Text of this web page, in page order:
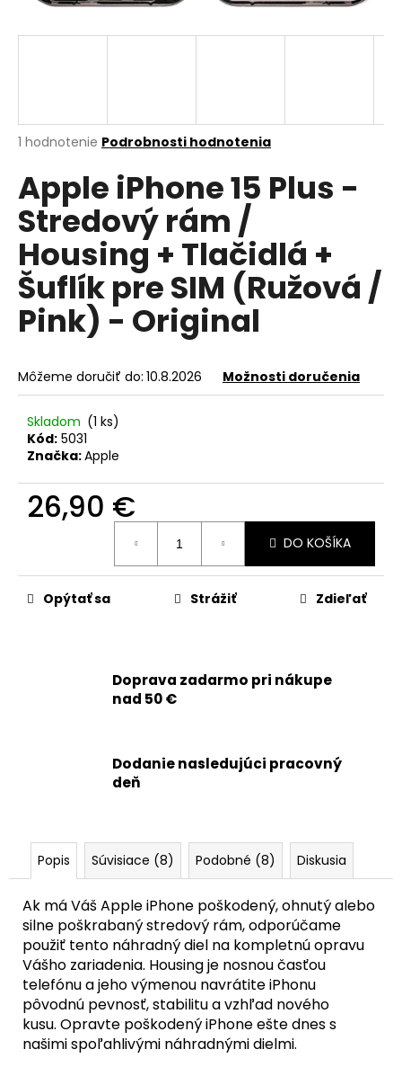
Priemerné
produktu
je
5,0
z
5
hviezdičiek.
1 hodnotenie Podrobnosti hodnotenia
Apple iPhone 15 Plus -
Stredový rám /
Housing + Tlačidlá +
Šuflík pre SIM (Ružová /
Pink) - Original
Môžeme doručiť do: 10.8.2026 Možnosti doručenia
Skladom (1 ks)
Kód: 5031
Značka:Apple
26,90 €
DO KOŠÍKA
Opýtať sa Strážiť Zdieľať
Doprava zadarmo pri nákupe
nad 50 €
Dodanie nasledujúci pracovný
deň
Popis Súvisiace (8) Podobné (8) Diskusia
Ak má Váš Apple iPhone poškodený, ohnutý alebo
silne poškrabaný stredový rám, odporúčame
použiť tento náhradný diel na kompletnú opravu
Vášho zariadenia. Housing je nosnou časťou
telefónu a jeho výmenou navrátite iPhonu
pôvodnú pevnosť,stabilitu a vzhľad nového
kusu. Opravte poškodený iPhone ešte dnes s
našimi spoľahlivými náhradnými dielmi.
j
?
HĽADAŤ
O
d
p
r
ú
a
m
e
APPLE
-
LCD
DISPLEJ